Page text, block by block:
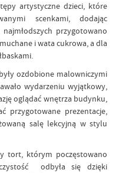
artystyczne dzieci, które
scenkami, dodając
przygotowano
i wata cukrowa, a dla
ozdobione malowniczymi
wydarzeniu wyjątkowy,
oglądać wnętrza budynku,
przygotowane prezentacje,
salę lekcyjną w stylu
tort, którym poczęstowano
odbyła się dzięki